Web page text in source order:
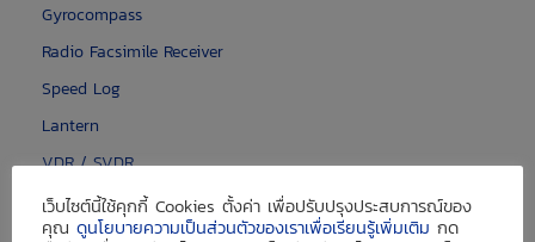
Gyrocompass
Radio Facsimile Receiver
Speed Log
Lantern
VDR / SVDR
Communication Equipment
เว็บไซต์นี้ใช้คุกกี้ Cookies ตั้งค่า เพื่อปรับปรุงประสบการณ์ของ
คุณ ดูนโยบายความเป็นส่วนตัวของเราเพื่อเรียนรู้เพิ่มเติม กด